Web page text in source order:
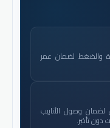
والضغط لضمان عمر
وصول الأنابيب
تأخير.